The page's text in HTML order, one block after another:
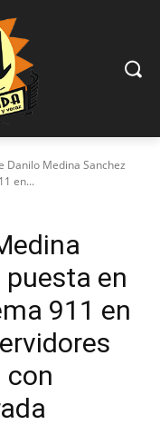
Danilo Medina Sanchez
en...
puesta en
911 en
con